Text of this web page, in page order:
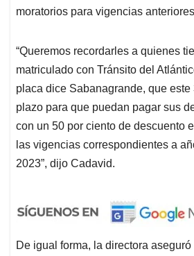
moratorios para vigencias
“Queremos recordarles a quienes
matriculado con Tránsito del
placa dice Sabanagrande, que este
plazo para que puedan pagar sus
con un 50 por ciento de descuento
las vigencias correspondientes a
2023”, dijo Cadavid.
De igual forma, la directora